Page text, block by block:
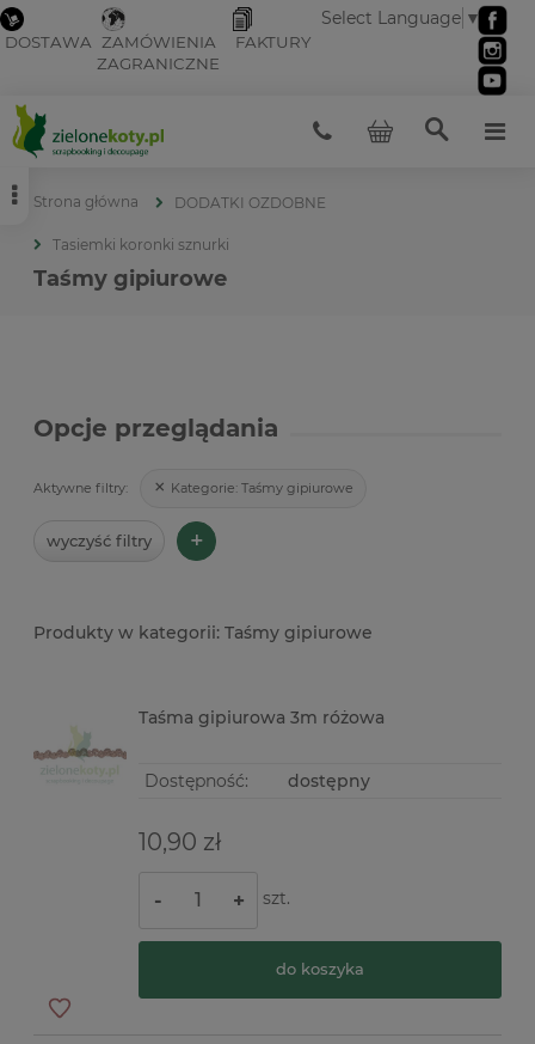
DOSTAWA ZAMÓWIENIA
ZAGRANICZNE
FAKTURY
Select Language ▼
Strona główna DODATKI OZDOBNE
Tasiemki koronki sznurki
Taśmy gipiurowe
Opcje przeglądania
Aktywne filtry: Kategorie: Taśmy gipiurowe
wyczyść filtry +
Taśmy gipiurowe
Taśma gipiurowa 3m różowa
Dostępność: dostępny
10,90 zł
- + szt.
do koszyka